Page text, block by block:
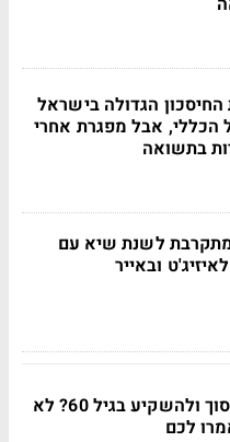
החיסכון הגדולה בישראל
הכללי, אבל מפגרת אחרי
בתשואה
לשנת שיא עם
ובאייר
איך לחסוך ולהשקיע בגיל 60? לא
לכם